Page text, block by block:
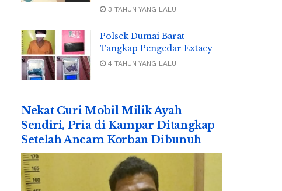
3 TAHUN YANG LALU
Polsek Dumai Barat
Tangkap Pengedar Extacy
4 TAHUN YANG LALU
Nekat Curi Mobil Milik Ayah
Sendiri, Pria di Kampar Ditangkap
Setelah Ancam Korban Dibunuh